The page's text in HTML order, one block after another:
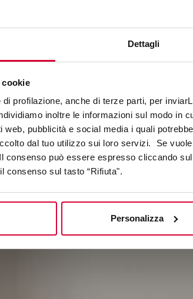
Dettagli
profilazione, anche di terze parti, per
inoltre le informazioni sul modo in
web, pubblicità e social media i quali
dal tuo utilizzo sui loro servizi. Se
consenso può essere espresso cliccando
consenso sul tasto “Rifiuta".
Personalizza
MOOV
New Generation